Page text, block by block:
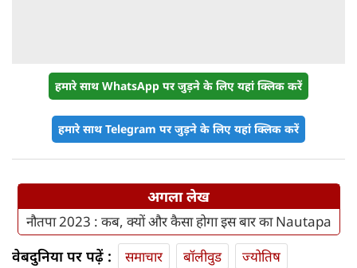
हमारे साथ WhatsApp पर जुड़ने के लिए यहां क्लिक करें
हमारे साथ Telegram पर जुड़ने के लिए यहां क्लिक करें
अगला लेख
नौतपा 2023 : कब, क्यों और कैसा होगा इस बार का Nautapa
वेबदुनिया पर पढ़ें : समाचार बॉलीवुड
ज्योतिष